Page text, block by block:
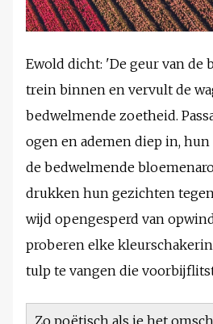
Ewold dicht: 'De geur van de
trein binnen en vervult de
bedwelmende zoetheid.
ogen en ademen diep in,
de bedwelmende
drukken hun gezichten
wijd opengesperd van
proberen elke
tulp te vangen die